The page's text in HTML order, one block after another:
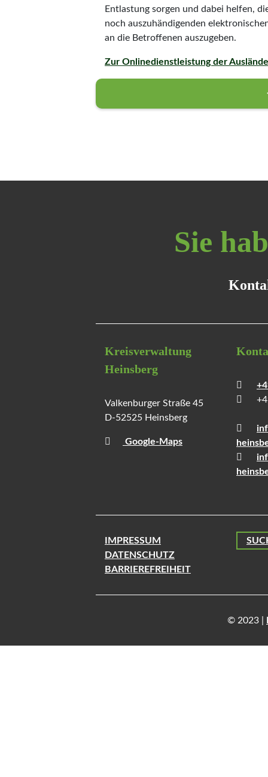
Entlastung sorgen und dabei helfen,
noch auszuhändigenden
an die Betroffenen auszugeben.
Zur Onlinedienstleistung der
Sie
Kreisverwaltung
Heinsberg
Valkenburger Straße 45
D-52525 Heinsberg
Google-Maps
IMPRESSUM
DATENSCHUTZ
BARRIEREFREIHEIT
© 2023 |